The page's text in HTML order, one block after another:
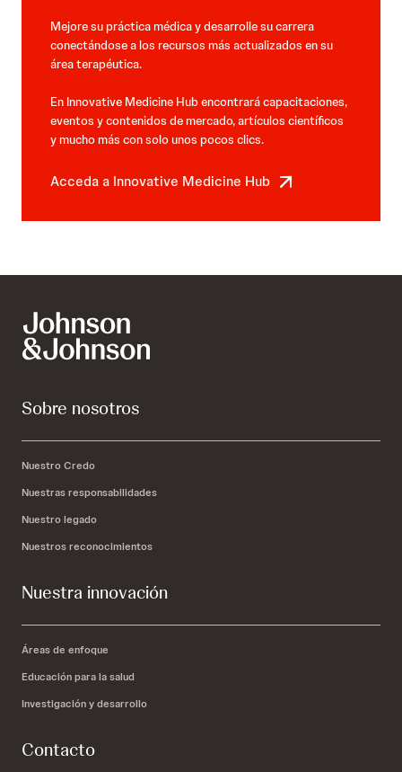
Mejore su práctica médica y desarrolle su carrera
conectándose a los recursos más actualizados en su
área terapéutica.
En Innovative Medicine Hub encontrará capacitaciones,
eventos y contenidos de mercado, artículos científicos
y mucho más con solo unos pocos clics.
Acceda a Innovative Medicine Hub
Sobre nosotros
Nuestro Credo
Nuestras responsabilidades
Nuestro legado
Nuestros reconocimientos
Nuestra innovación
Áreas de enfoque
Educación para la salud
Investigación y desarrollo
Contacto